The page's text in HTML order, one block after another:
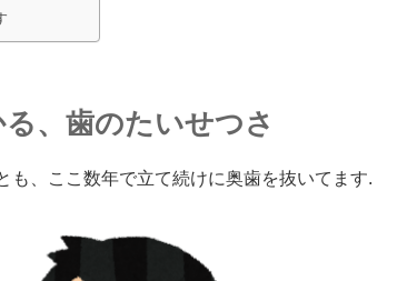
、歯のたいせつさ
も、ここ数年で立て続けに奥歯を抜いてます.